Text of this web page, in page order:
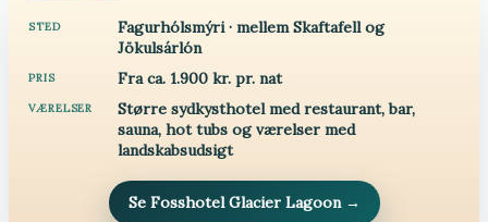
STED
Fagurhólsmýri · mellem Skaftafell og
Jökulsárlón
PRIS Fra ca. 1.900 kr. pr. nat
VÆRELSER
Større sydkysthotel med restaurant, bar,
sauna, hot tubs og værelser med
landskabsudsigt
Se Fosshotel Glacier Lagoon →